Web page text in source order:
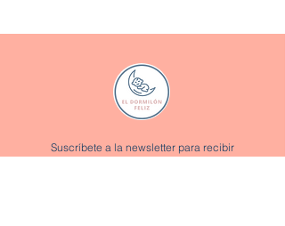
Suscríbete a la newsletter para recibir
promociones y descuentos exclusivos: